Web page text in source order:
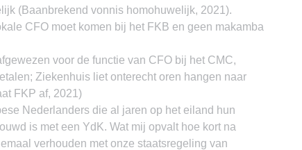
(Baanbrekend vonnis homohuwelijk, 2021).
CFO moet komen bij het FKB en geen makamba
voor de functie van CFO bij het CMC,
Ziekenhuis liet onterecht oren hangen naar
FKP af, 2021)
Nederlanders die al jaren op het eiland hun
is met een YdK. Wat mij opvalt hoe kort na
verhouden met onze staatsregeling van